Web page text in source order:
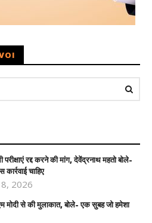
परीक्षाएं रद्द करने की मांग, देवेंद्रनाथ महतो बोले-
चाहिए
8, 2026
मोदी से की मुलाकात, बोले- एक सुबह जो हमेशा